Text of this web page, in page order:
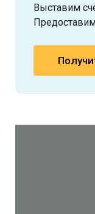
Выставим